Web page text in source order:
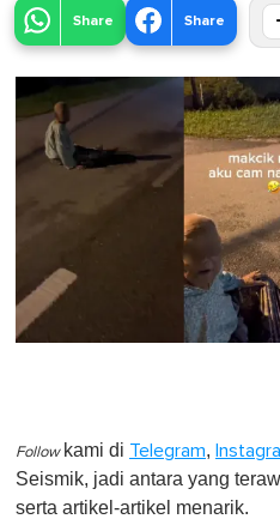
Share Share
Follow kami di Telegram,
Seismik, jadi antara yang
serta artikel-artikel menarik.